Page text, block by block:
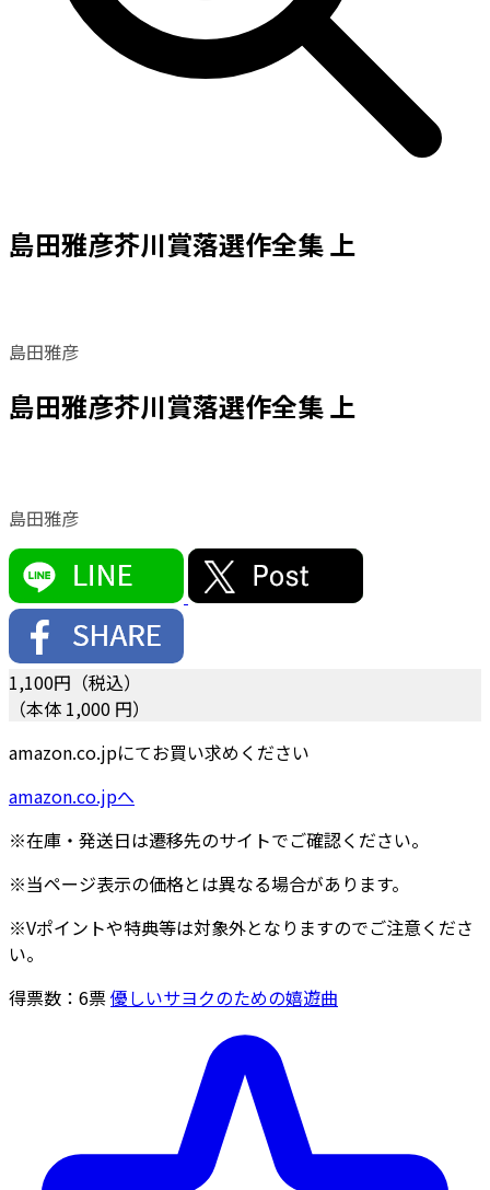
島田雅彦芥川賞落選作全集 上
島田雅彦
島田雅彦芥川賞落選作全集 上
島田雅彦
1,100円（税込）
（本体 1,000 円）
amazon.co.jpにてお買い求めください
amazon.co.jpへ
※在庫・発送日は遷移先のサイトでご確認ください。
※当ページ表示の価格とは異なる場合があります。
※Vポイントや特典等は対象外となりますのでご注意くださ
い。
得票数： 6票優しいサヨクのための嬉遊曲